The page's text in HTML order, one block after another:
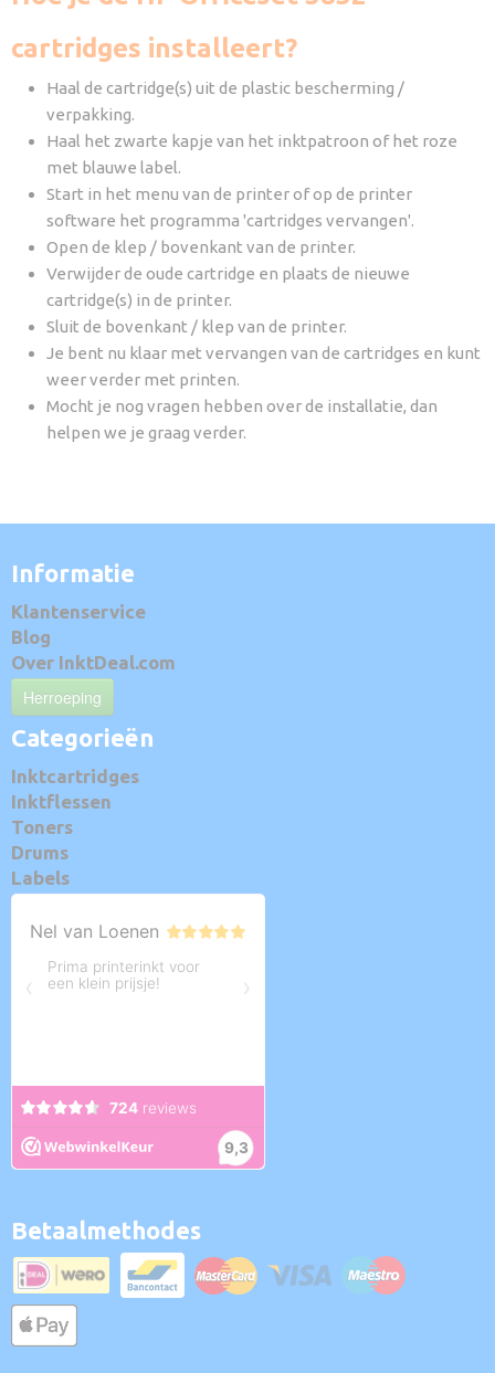
cartridges installeert?
Haal de cartridge(s) uit de plastic bescherming /
verpakking.
Haal het zwarte kapje van het inktpatroon of het roze
met blauwe label.
Start in het menu van de printer of op de printer
software het programma 'cartridges vervangen'.
Open de klep / bovenkant van de printer.
Verwijder de oude cartridge en plaats de nieuwe
cartridge(s) in de printer.
Sluit de bovenkant / klep van de printer.
Je bent nu klaar met vervangen van de cartridges en kunt
weer verder met printen.
Mocht je nog vragen hebben over de installatie, dan
helpen we je graag verder.
Informatie
Klantenservice
Blog
Over InktDeal.com
Herroeping
Categorieën
Inktcartridges
Inktflessen
Toners
Drums
Labels
Betaalmethodes